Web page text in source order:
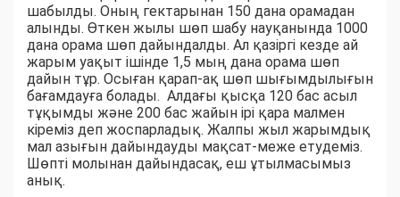
шабылды. Оның гектарынан 150 дана орамадан
алынды. Өткен жылы шөп шабу науқанында 1000
дана орама шөп дайындалды. Ал қазіргі кезде ай
жарым уақыт ішінде 1,5 мың дана орама шөп
дайын тұр. Осыған қарап-ақ шөп шығымдылығын
бағамдауға болады. Алдағы қысқа 120 бас асыл
тұқымды және 200 бас жайын ірі қара малмен
кіреміз деп жоспарладық. Жалпы жыл жарымдық
мал азығын дайындауды мақсат-меже етудеміз.
Шөпті молынан дайындасақ, еш ұтылмасымыз
анық.